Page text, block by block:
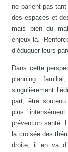
ne parlent pas
des espaces et
mais bien du
enjeux-là.
d’éduquer leurs
Dans cette
planning
singulièrement
part, être
plus
prévention santé.
la croisée des
droite, il en va